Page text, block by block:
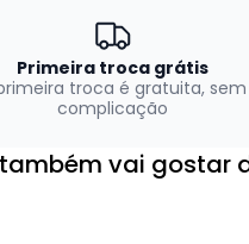
Primeira troca grátis
troca é gratuita, sem
complicação
vai gostar